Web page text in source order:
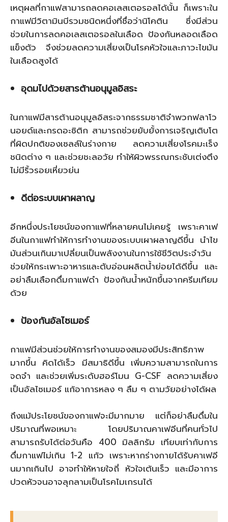
เหตุผลที่กาแฟสามารถลดคอเลสเตอรอลได้นั้น ก็เพราะใน
กาแฟมีวิตามินบีรวมชนิดหนึ่งที่ชื่อว่านิโคติน ซึ่งมีส่วน
ช่วยในการลดคอเลสเตอรอลในเลือด ป้องกันหลอดเลือด
แข็งตัว จึงช่วยลดความเสี่ยงเป็นโรคหัวใจและภาวะไขมัน
ในเลือดสูงได้
อุดมไปด้วยสารต้านอนุมูลอิสระ
ในกาแฟมีสารต้านอนุมูลอิสระจากธรรมชาติจำพวกฟลาโว
นอยด์และกรดอะซิติก สามารถช่วยยับยั้งการเจริญเติบโต
ที่ผิดปกติของเซลล์ในร่างกาย ลดความเสี่ยงโรคมะเร็ง
ชนิดต่าง ๆ และช่วยชะลอวัย ทำให้ผิวพรรณกระชับเต่งตึง
ไม่มีริ้วรอยเหี่ยวย่น
ดีต่อระบบเผาผลาญ
อีกหนึ่งประโยชน์ของกาแฟที่หลายคนไม่เคยรู้ เพราะคาเฟ
อีนในกาแฟทำให้การทำงานของระบบเผาผลาญดีขึ้น นำไข
มันส่วนเกินมาเปลี่ยนเป็นพลังงานในการใช้ชีวิตประจำวัน
ช่วยให้กระเพาะอาหารและตับอ่อนผลิตน้ำย่อยได้ดีขึ้น และ
อย่าลืมเลือกดื่มกาแฟดำ ป้องกันน้ำหนักขึ้นจากครีมเทียม
ด้วย
ป้องกันอัลไซเมอร์
กาแฟมีส่วนช่วยให้การทำงานของสมองมีประสิทธิภาพ
มากขึ้น คิดได้เร็ว มีสมาธิดีขึ้น เพิ่มความสามารถในการ
จดจำ และช่วยเพิ่มระดับฮอร์โมน G-CSF ลดความเสี่ยง
เป็นอัลไซเมอร์ แก้อาการหลง ๆ ลืม ๆ ตามวัยอย่างได้ผล
ถึงแม้ประโยชน์ของกาแฟจะมีมากมาย แต่ก็อย่าลืมดื่มใน
ปริมาณที่พอเหมาะ โดยปริมาณคาเฟอีนที่คนทั่วไป
สามารถรับได้ต่อวันคือ 400 มิลลิกรัม เทียบเท่ากับการ
ดื่มกาแฟไม่เกิน 1-2 แก้ว เพราะหากร่างกายได้รับคาเฟอี
นมากเกินไป อาจทำให้หายใจถี่ หัวใจเต้นเร็ว และมีอาการ
ปวดหัวจนอาจลุกลามเป็นโรคไมเกรนได้